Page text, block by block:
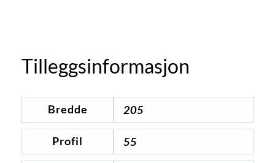
Tilleggsinformasjon
Bredde 205
Profil 55